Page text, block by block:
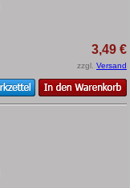
3,49 €
zzgl. Versand